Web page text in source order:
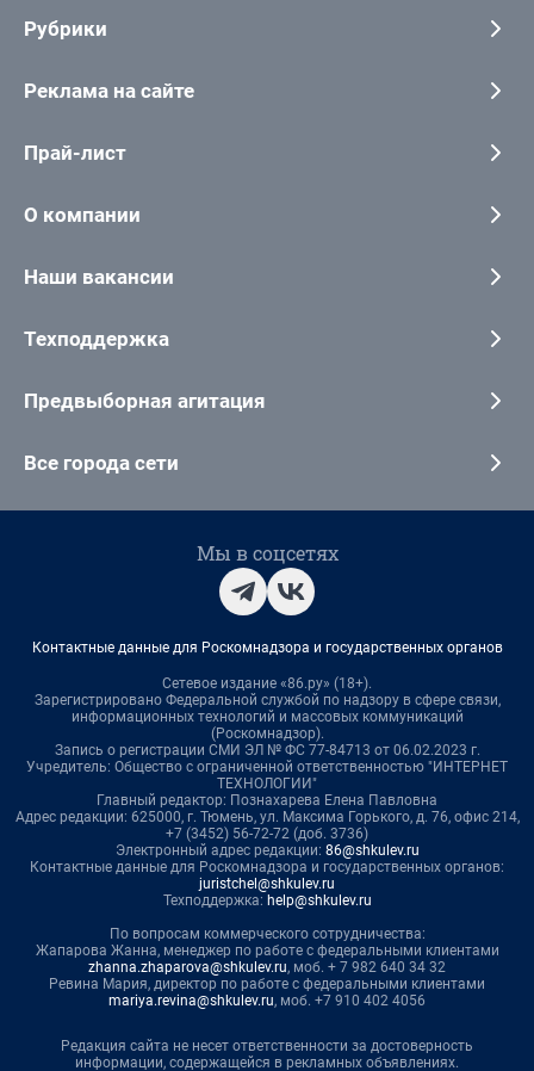
Рубрики
Реклама на сайте
Прай-лист
О компании
Наши вакансии
Техподдержка
Предвыборная агитация
Все города сети
Мы в соцсетях
Контактные данные для Роскомнадзора и государственных органов
Сетевое издание «86.ру» (18+).
Зарегистрировано Федеральной службой по надзору в сфере связи,
информационных технологий и массовых коммуникаций
(Роскомнадзор).
Запись о регистрации СМИ ЭЛ № ФС 77-84713 от 06.02.2023 г.
Учредитель: Общество с ограниченной ответственностью "ИНТЕРНЕТ
ТЕХНОЛОГИИ"
Главный редактор: Познахарева Елена Павловна
Адрес редакции: 625000, г. Тюмень, ул. Максима Горького, д. 76, офис 214,
+7 (3452) 56-72-72 (доб. 3736)
Электронный адрес редакции: 86@shkulev.ru
Контактные данные для Роскомнадзора и государственных органов:
juristchel@shkulev.ru
Техподдержка: help@shkulev.ru
По вопросам коммерческого сотрудничества:
Жапарова Жанна, менеджер по работе с федеральными клиентами
zhanna.zhaparova@shkulev.ru, моб. + 7 982 640 34 32
Ревина Мария, директор по работе с федеральными клиентами
mariya.revina@shkulev.ru, моб. +7 910 402 4056
Редакция сайта не несет ответственности за достоверность
информации, содержащейся в рекламных объявлениях.